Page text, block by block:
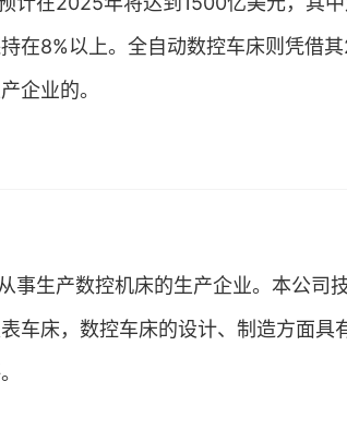
在8%以上。全自动数控车床则凭借
企业的。
事生产数控机床的生产企业。本公司
车床，数控车床的设计、制造方面具